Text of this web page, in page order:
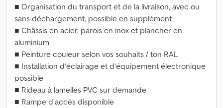
■ Organisation du transport et de la livraison, avec ou
sans déchargement, possible en supplément
■ Châssis en acier, parois en inox et plancher en
aluminium
■ Peinture couleur selon vos souhaits / ton RAL
■ Installation d’éclairage et d’équipement électronique
possible
■ Rideau à lamelles PVC sur demande
■ Rampe d’accès disponible